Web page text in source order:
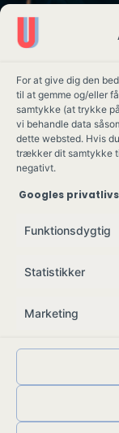
For at give dig den
til at gemme og/eller
samtykke (at trykke på
vi behandle data
dette websted. Hvis
trækker dit samtykke
negativt.
Googles
Funktionsdygtig
Statistikker
Marketing
Ung Kult
Skovgade 17,
CVR: 41008547
© ungkult.dk -